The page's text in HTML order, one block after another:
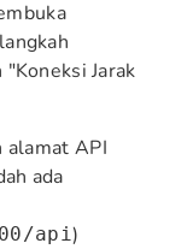
Jarak
API
ada
api)